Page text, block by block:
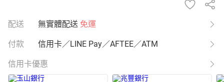
配送 無實體配送 免運
付款 信用卡／LINE Pay／AFTEE／ATM
信用卡優惠